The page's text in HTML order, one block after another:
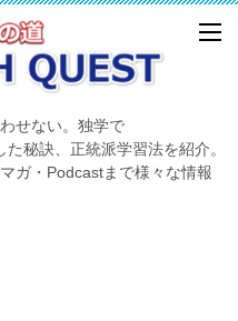
せない。独学で
秘訣、正統派学習法を紹介。
ガ・Podcastまで様々な情報